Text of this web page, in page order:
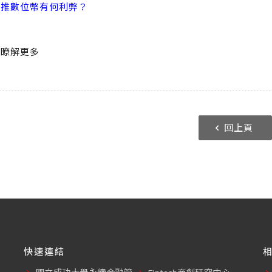
數位幣有何利弊？
瞭解更多
回上頁
快速連結